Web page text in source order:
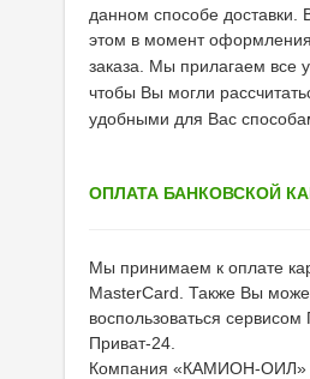
Велосипедная программа
Масла для лодочных
Моторное масло для
Промышленная
Технологические жидкости
Зимняя программа
данном способе доставки.
этом в момент оформления
заказа. Мы прилагаем все
чтобы Вы могли
удобными для Вас
ОПЛАТА БАНКОВСКОЙ
Мы принимаем к оплате
MasterCard. Также Вы
воспользоваться сервисом
Приват-24.
Компания «КАМИОН-ОИЛ»